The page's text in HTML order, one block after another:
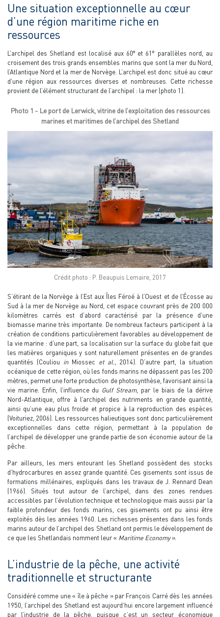
Une situation exceptionnelle au cœur
d’une région maritime riche en
ressources
L’archipel des Shetland est localisé aux 60e et 61e
parallèles nord, au
croisement des trois grands ensembles marins que sont la mer du Nord,
l’Atlantique Nord et la mer de Norvège. L’archipel est donc situé au cœur
d’une région aux ressources diverses et nombreuses. Cette richesse
provient de l’élément structurant de l’archipel : la mer (photo 1).
Photo 1 - Le port de Lerwick, vitrine de l’exploitation des ressources
marines et maritimes de l’archipel des Shetland
Crédit photo : P. Beaupuis Lemaire, 2017
S’étirant de la Norvège à l’Est aux Îles Féroé à l’Ouest et de l’Écosse au
Sud à la mer de Norvège au Nord, cet espace couvrant près de 200 000
kilomètres carrés est d’abord caractérisé par la présence d’une
biomasse marine très importante. De nombreux facteurs participent à la
création de conditions particulièrement favorables au développement de
la vie marine : d’une part, sa localisation sur la surface du globe fait que
les matières organiques y sont naturellement présentes en de grandes
quantités (Couliou inMiossec et al. , 2014). D’autre part, la situation
océanique de cette région, où les fonds marins ne dépassent pas les 200
mètres, permet une forte production de photosynthèse, favorisant ainsi la
vie marine. Enfin, l’influence du Gulf Stream, par le biais de la dérive
Nord-Atlantique, offre à l’archipel des nutriments en grande quantité,
ainsi qu’une eau plus froide et propice à la reproduction des espèces
(Voituriez, 2006). Les ressources halieutiques sont donc particulièrement
exceptionnelles dans cette région, permettant à la population de
l’archipel de développer une grande partie de son économie autour de la
pêche.
Par ailleurs, les mers entourant les Shetland possèdent des stocks
d’hydrocarbures en assez grande quantité. Ces gisements sont issus de
formations millénaires, expliqués dans les travaux de J. Rennard Dean
(1966). Situés tout autour de l’archipel, dans des zones rendues
accessibles par l’évolution technique et technologique mais aussi par la
faible profondeur des fonds marins, ces gisements ont pu ainsi être
exploités dès les années 1960. Les richesses présentes dans les fonds
marins autour de l’archipel des Shetland ont permis le développement de
ce que les Shetlandais nomment leur « Maritime Economy».
L’industrie de la pêche, une activité
traditionnelle et structurante
Considéré comme une « île à pêche » par François Carré dès les années
1950, l’archipel des Shetland est aujourd’hui encore largement influencé
par l’industrie de la pêche, puisque c’est un secteur économique